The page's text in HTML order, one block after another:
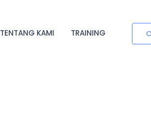
TENTANG KAMI TRAINING